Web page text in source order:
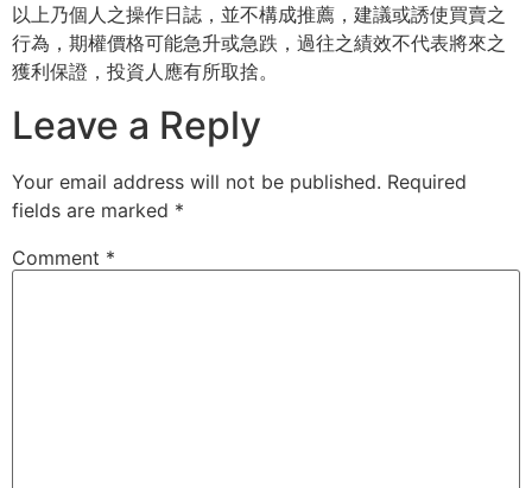
以上乃個人之操作日誌，並不構成推薦，建議或誘使買賣之
行為，期權價格可能急升或急跌，過往之績效不代表將來之
獲利保證，投資人應有所取捨。
Leave a Reply
Your email address will not be published. Required
fields are marked *
Comment *